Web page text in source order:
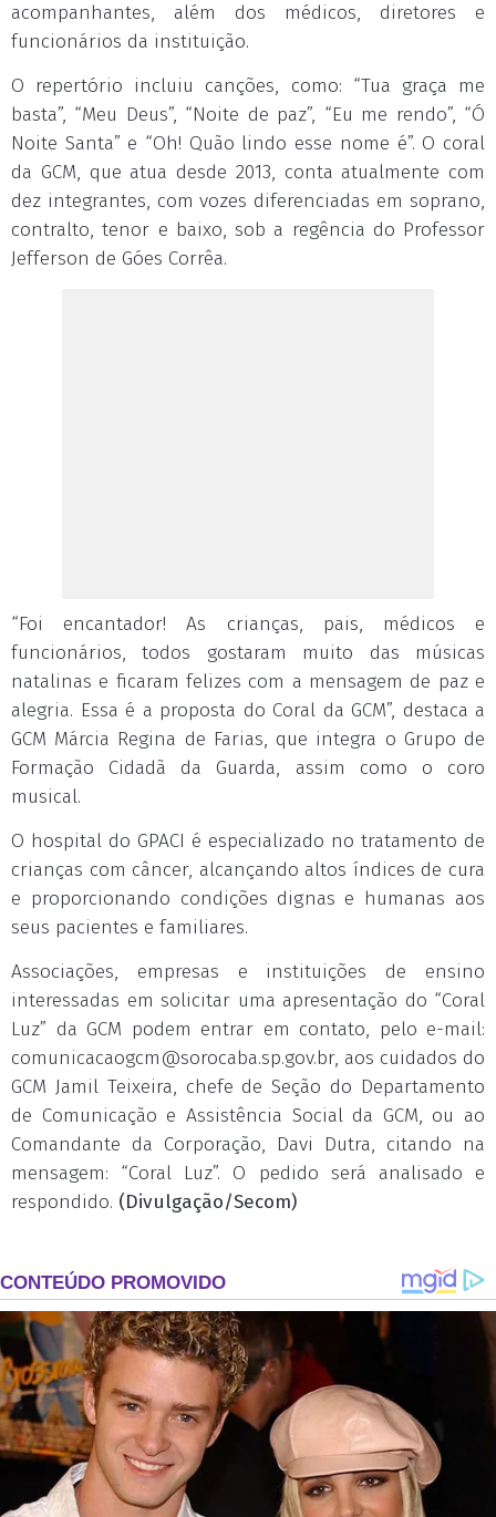
acompanhantes, além dos médicos, diretores e
funcionários da instituição.
O repertório incluiu canções, como: “Tua graça me
basta”, “Meu Deus”, “Noite de paz”, “Eu me rendo”, “Ó
Noite Santa” e “Oh! Quão lindo esse nome é”. O coral
da GCM, que atua desde 2013, conta atualmente com
dez integrantes, com vozes diferenciadas em soprano,
contralto, tenor e baixo, sob a regência do Professor
Jefferson de Góes Corrêa.
“Foi encantador! As crianças, pais, médicos e
funcionários, todos gostaram muito das músicas
natalinas e ficaram felizes com a mensagem de paz e
alegria. Essa é a proposta do Coral da GCM”, destaca a
GCM Márcia Regina de Farias, que integra o Grupo de
Formação Cidadã da Guarda, assim como o coro
musical.
O hospital do GPACI é especializado no tratamento de
crianças com câncer, alcançando altos índices de cura
e proporcionando condições dignas e humanas aos
seus pacientes e familiares.
Associações, empresas e instituições de ensino
interessadas em solicitar uma apresentação do “Coral
Luz” da GCM podem entrar em contato, pelo e-mail:
comunicacaogcm@sorocaba.sp.gov.br, aos cuidados do
GCM Jamil Teixeira, chefe de Seção do Departamento
de Comunicação e Assistência Social da GCM, ou ao
Comandante da Corporação, Davi Dutra, citando na
mensagem: “Coral Luz”. O pedido será analisado e
respondido. (Divulgação/Secom)